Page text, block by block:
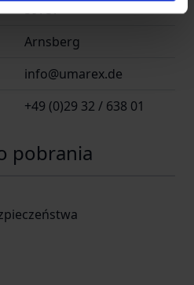
59757
Arnsberg
info@umarex.de
+49 (0)29 32 / 638 01
pobrania